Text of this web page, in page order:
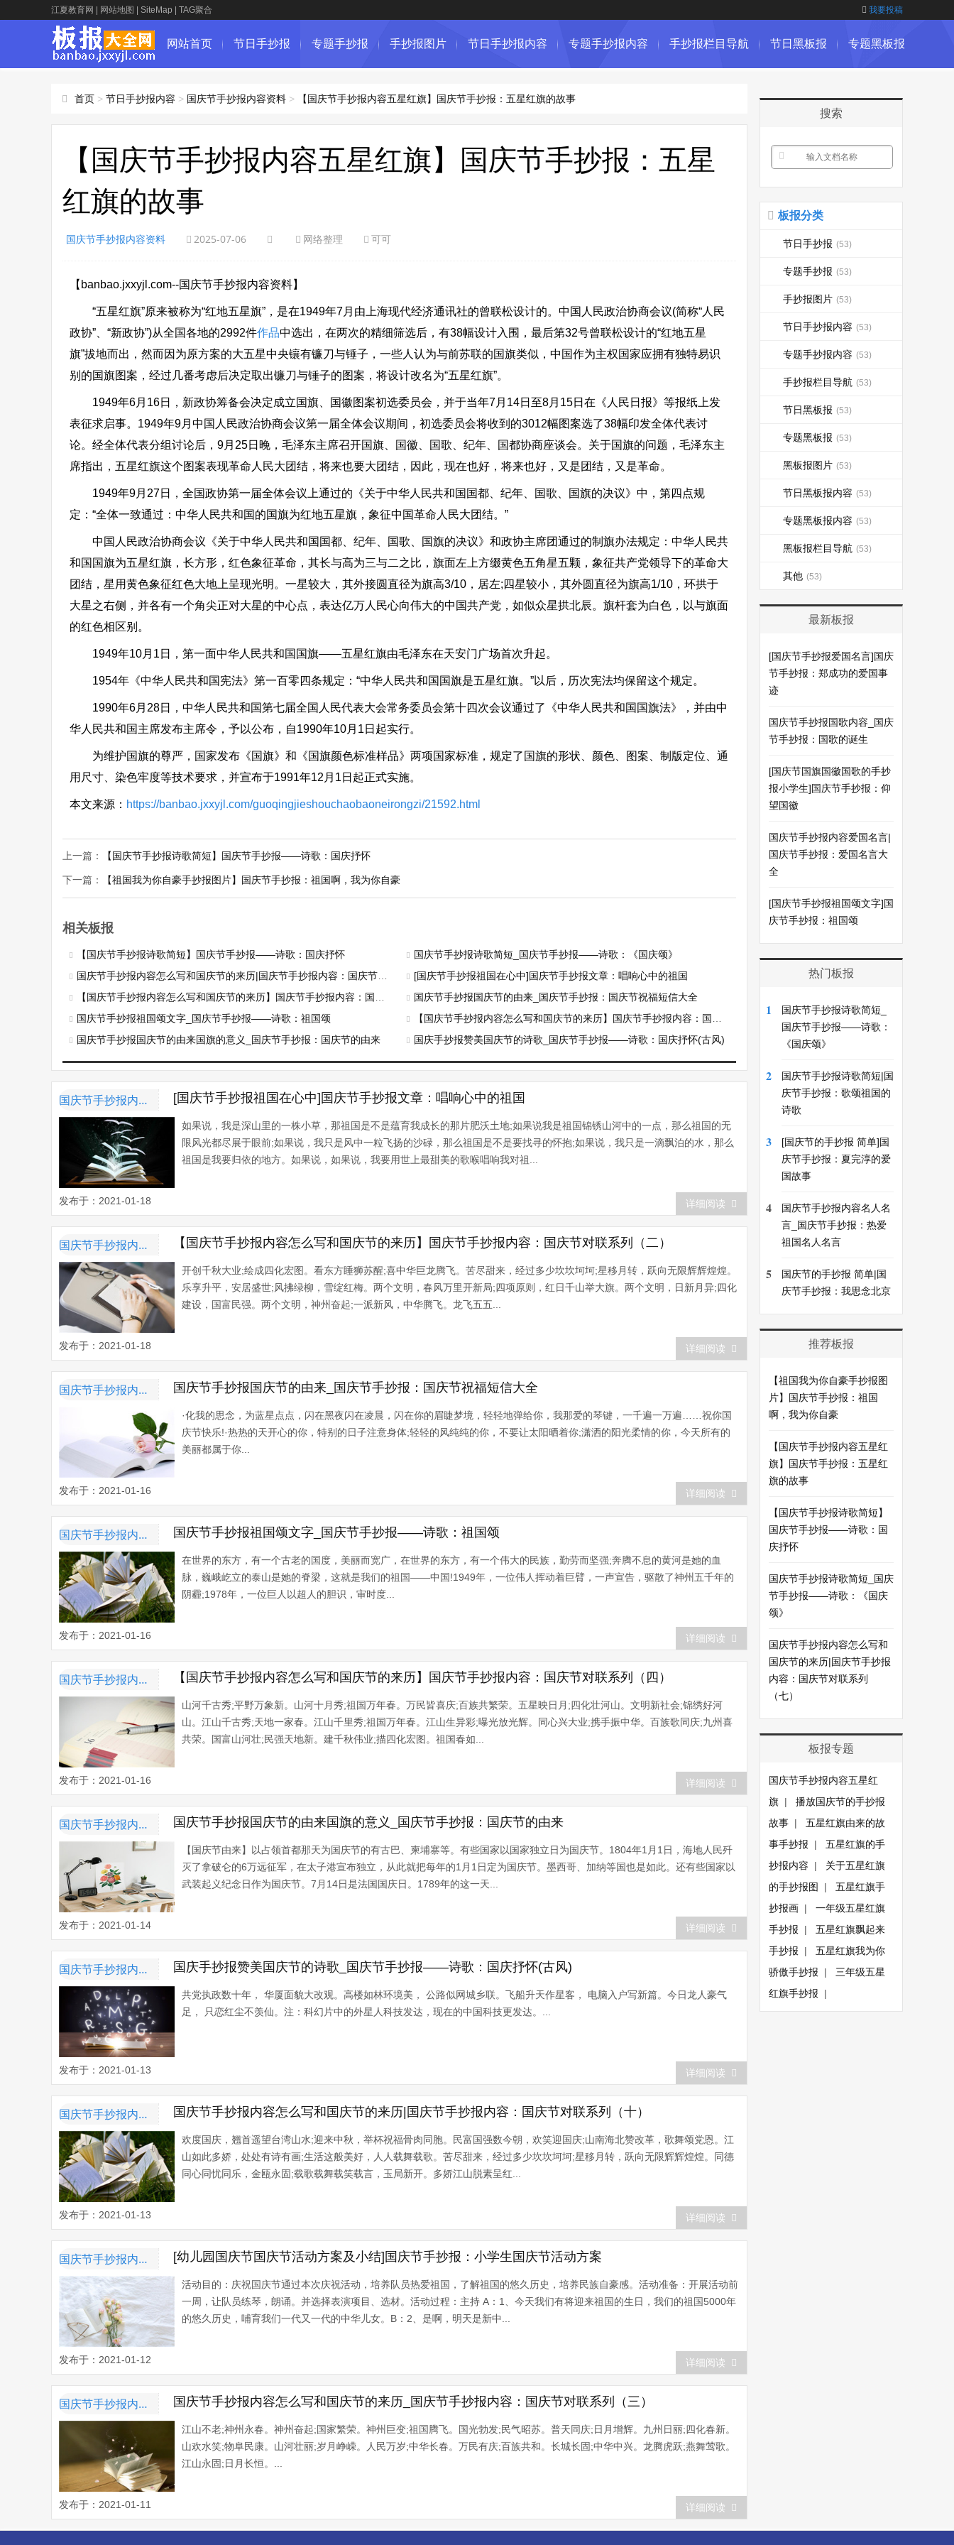
江夏教育网 网站地图 SiteMap TAG聚合 我要投稿
网站首页 节日手抄报 专题手抄报 手抄报图片 节日手抄报内容 专题手抄报内容 手抄报栏目导航 节日黑板报 专题黑板报
首页 > 节日手抄报内容 > 国庆节手抄报内容资料 > 【国庆节手抄报内容五星红旗】国庆节手抄报：五星红旗的故事
【国庆节手抄报内容五星红旗】国庆节手抄报：五星
红旗的故事
国庆节手抄报内容资料 2025-07-06 网络整理 可可
【banbao.jxxyjl.com--国庆节手抄报内容资料】
“五星红旗”原来被称为“红地五星旗”，是在1949年7月由上海现代经济通讯社的曾联松设计的。中国人民政治协商会议(简称“人民
政协”、“新政协”)从全国各地的2992件作品中选出，在两次的精细筛选后，有38幅设计入围，最后第32号曾联松设计的“红地五星
旗”拔地而出，然而因为原方案的大五星中央镶有镰刀与锤子，一些人认为与前苏联的国旗类似，中国作为主权国家应拥有独特易识
别的国旗图案，经过几番考虑后决定取出镰刀与锤子的图案，将设计改名为“五星红旗”。
1949年6月16日，新政协筹备会决定成立国旗、国徽图案初选委员会，并于当年7月14日至8月15日在《人民日报》等报纸上发
表征求启事。1949年9月中国人民政治协商会议第一届全体会议期间，初选委员会将收到的3012幅图案选了38幅印发全体代表讨
论。经全体代表分组讨论后，9月25日晚，毛泽东主席召开国旗、国徽、国歌、纪年、国都协商座谈会。关于国旗的问题，毛泽东主
席指出，五星红旗这个图案表现革命人民大团结，将来也要大团结，因此，现在也好，将来也好，又是团结，又是革命。
1949年9月27日，全国政协第一届全体会议上通过的《关于中华人民共和国国都、纪年、国歌、国旗的决议》中，第四点规
定：“全体一致通过：中华人民共和国的国旗为红地五星旗，象征中国革命人民大团结。”
中国人民政治协商会议《关于中华人民共和国国都、纪年、国歌、国旗的决议》和政协主席团通过的制旗办法规定：中华人民共
和国国旗为五星红旗，长方形，红色象征革命，其长与高为三与二之比，旗面左上方缀黄色五角星五颗，象征共产党领导下的革命大
团结，星用黄色象征红色大地上呈现光明。一星较大，其外接圆直径为旗高3/10，居左;四星较小，其外圆直径为旗高1/10，环拱于
大星之右侧，并各有一个角尖正对大星的中心点，表达亿万人民心向伟大的中国共产党，如似众星拱北辰。旗杆套为白色，以与旗面
的红色相区别。
1949年10月1日，第一面中华人民共和国国旗——五星红旗由毛泽东在天安门广场首次升起。
1954年《中华人民共和国宪法》第一百零四条规定：“中华人民共和国国旗是五星红旗。”以后，历次宪法均保留这个规定。
1990年6月28日，中华人民共和国第七届全国人民代表大会常务委员会第十四次会议通过了《中华人民共和国国旗法》，并由中
华人民共和国主席发布主席令，予以公布，自1990年10月1日起实行。
为维护国旗的尊严，国家发布《国旗》和《国旗颜色标准样品》两项国家标准，规定了国旗的形状、颜色、图案、制版定位、通
用尺寸、染色牢度等技术要求，并宣布于1991年12月1日起正式实施。
本文来源： https://banbao.jxxyjl.com/guoqingjieshouchaobaoneirongzi/21592.html
上一篇： 【国庆节手抄报诗歌简短】国庆节手抄报——诗歌：国庆抒怀
下一篇： 【祖国我为你自豪手抄报图片】国庆节手抄报：祖国啊，我为你自豪
相关板报
【国庆节手抄报诗歌简短】国庆节手抄报——诗歌：国庆抒怀
国庆节手抄报诗歌简短_国庆节手抄报——诗歌：《国庆颂》
国庆节手抄报内容怎么写和国庆节的来历|国庆节手抄报内容：国庆节对联系列（七）
[国庆节手抄报祖国在心中]国庆节手抄报文章：唱响心中的祖国
【国庆节手抄报内容怎么写和国庆节的来历】国庆节手抄报内容：国庆节对联系列（二）
国庆节手抄报国庆节的由来_国庆节手抄报：国庆节祝福短信大全
国庆节手抄报祖国颂文字_国庆节手抄报——诗歌：祖国颂
【国庆节手抄报内容怎么写和国庆节的来历】国庆节手抄报内容：国庆节对联系列（四）
国庆节手抄报国庆节的由来国旗的意义_国庆节手抄报：国庆节的由来
国庆手抄报赞美国庆节的诗歌_国庆节手抄报——诗歌：国庆抒怀(古风)
国庆节手抄报内容资料 [国庆节手抄报祖国在心中]国庆节手抄报文章：唱响心中的祖国
如果说，我是深山里的一株小草，那祖国是不是蕴育我成长的那片肥沃土地;如果说我是祖国锦锈山河中的一点，那么祖国的无
限风光都尽展于眼前;如果说，我只是风中一粒飞扬的沙碌，那么祖国是不是要找寻的怀抱;如果说，我只是一滴飘泊的水，那么
祖国是我要归依的地方。如果说，如果说，我要用世上最甜美的歌喉唱响我对祖...
发布于：2021-01-18 详细阅读
国庆节手抄报内容资料 【国庆节手抄报内容怎么写和国庆节的来历】国庆节手抄报内容：国庆节对联系列（二）
开创千秋大业;绘成四化宏图。看东方睡狮苏醒;喜中华巨龙腾飞。苦尽甜来，经过多少坎坎坷坷;星移月转，跃向无限辉辉煌煌。
乐享升平，安居盛世;风拂绿柳，雪绽红梅。两个文明，春风万里开新局;四项原则，红日千山举大旗。两个文明，日新月异;四化
建设，国富民强。两个文明，神州奋起;一派新风，中华腾飞。龙飞五五...
发布于：2021-01-18 详细阅读
国庆节手抄报内容资料 国庆节手抄报国庆节的由来_国庆节手抄报：国庆节祝福短信大全
·化我的思念，为蓝星点点，闪在黑夜闪在凌晨，闪在你的眉睫梦境，轻轻地弹给你，我那爱的琴键，一千遍一万遍……祝你国
庆节快乐!·热热的天开心的你，特别的日子注意身体;轻轻的风纯纯的你，不要让太阳晒着你;潇洒的阳光柔情的你，今天所有的
美丽都属于你...
发布于：2021-01-16 详细阅读
国庆节手抄报内容资料 国庆节手抄报祖国颂文字_国庆节手抄报——诗歌：祖国颂
在世界的东方，有一个古老的国度，美丽而宽广，在世界的东方，有一个伟大的民族，勤劳而坚强;奔腾不息的黄河是她的血
脉，巍峨屹立的泰山是她的脊梁，这就是我们的祖国——中国!1949年，一位伟人挥动着巨臂，一声宣告，驱散了神州五千年的
阴霾;1978年，一位巨人以超人的胆识，审时度...
发布于：2021-01-16 详细阅读
国庆节手抄报内容资料 【国庆节手抄报内容怎么写和国庆节的来历】国庆节手抄报内容：国庆节对联系列（四）
山河千古秀;平野万象新。山河十月秀;祖国万年春。万民皆喜庆;百族共繁荣。五星映日月;四化壮河山。文明新社会;锦绣好河
山。江山千古秀;天地一家春。江山千里秀;祖国万年春。江山生异彩;曝光放光辉。同心兴大业;携手振中华。百族歌同庆;九州喜
共荣。国富山河壮;民强天地新。建千秋伟业;描四化宏图。祖国春如...
发布于：2021-01-16 详细阅读
国庆节手抄报内容资料 国庆节手抄报国庆节的由来国旗的意义_国庆节手抄报：国庆节的由来
【国庆节由来】以占领首都那天为国庆节的有古巴、柬埔寨等。有些国家以国家独立日为国庆节。1804年1月1日，海地人民歼
灭了拿破仑的6万远征军，在太子港宣布独立，从此就把每年的1月1日定为国庆节。墨西哥、加纳等国也是如此。还有些国家以
武装起义纪念日作为国庆节。7月14日是法国国庆日。1789年的这一天...
发布于：2021-01-14 详细阅读
国庆节手抄报内容资料 国庆手抄报赞美国庆节的诗歌_国庆节手抄报——诗歌：国庆抒怀(古风)
共党执政数十年， 华厦面貌大改观。高楼如林环境美， 公路似网城乡联。飞船升天作星客， 电脑入户写新篇。今日龙人豪气
足， 只恋红尘不羡仙。注：科幻片中的外星人科技发达，现在的中国科技更发达。...
发布于：2021-01-13 详细阅读
国庆节手抄报内容资料 国庆节手抄报内容怎么写和国庆节的来历|国庆节手抄报内容：国庆节对联系列（十）
欢度国庆，翘首遥望台湾山水;迎来中秋，举杯祝福骨肉同胞。民富国强数今朝，欢笑迎国庆;山南海北赞改革，歌舞颂党恩。江
山如此多娇，处处有诗有画;生活这般美好，人人载舞载歌。苦尽甜来，经过多少坎坎坷坷;星移月转，跃向无限辉辉煌煌。同德
同心同忧同乐，金瓯永固;载歌载舞载笑载言，玉局新开。多娇江山脱素呈红...
发布于：2021-01-13 详细阅读
国庆节手抄报内容资料 [幼儿园国庆节国庆节活动方案及小结]国庆节手抄报：小学生国庆节活动方案
活动目的：庆祝国庆节通过本次庆祝活动，培养队员热爱祖国，了解祖国的悠久历史，培养民族自豪感。活动准备：开展活动前
一周，让队员练琴，朗诵。并选择表演项目、选材。活动过程：主持 A：1、今天我们有将迎来祖国的生日，我们的祖国5000年
的悠久历史，哺育我们一代又一代的中华儿女。B：2、是啊，明天是新中...
发布于：2021-01-12 详细阅读
国庆节手抄报内容资料 国庆节手抄报内容怎么写和国庆节的来历_国庆节手抄报内容：国庆节对联系列（三）
江山不老;神州永春。神州奋起;国家繁荣。神州巨变;祖国腾飞。国光勃发;民气昭苏。普天同庆;日月增辉。九州日丽;四化春新。
山欢水笑;物阜民康。山河壮丽;岁月峥嵘。人民万岁;中华长春。万民有庆;百族共和。长城长固;中华中兴。龙腾虎跃;燕舞莺歌。
江山永固;日月长恒。...
发布于：2021-01-11 详细阅读
搜索
板报分类
节日手抄报 (53)
专题手抄报 (53)
手抄报图片 (53)
节日手抄报内容 (53)
专题手抄报内容 (53)
手抄报栏目导航 (53)
节日黑板报 (53)
专题黑板报 (53)
黑板报图片 (53)
节日黑板报内容 (53)
专题黑板报内容 (53)
黑板报栏目导航 (53)
其他 (53)
最新板报
[国庆节手抄报爱国名言]国庆
节手抄报：郑成功的爱国事
迹
国庆节手抄报国歌内容_国庆
节手抄报：国歌的诞生
[国庆节国旗国徽国歌的手抄
报小学生]国庆节手抄报：仰
望国徽
国庆节手抄报内容爱国名言|
国庆节手抄报：爱国名言大
全
[国庆节手抄报祖国颂文字]国
庆节手抄报：祖国颂
热门板报
1
国庆节手抄报诗歌简短_
国庆节手抄报——诗歌：
《国庆颂》
2
国庆节手抄报诗歌简短|国
庆节手抄报：歌颂祖国的
诗歌
3
[国庆节的手抄报 简单]国
庆节手抄报：夏完淳的爱
国故事
4
国庆节手抄报内容名人名
言_国庆节手抄报：热爱
祖国名人名言
5
国庆节的手抄报 简单|国
庆节手抄报：我思念北京
推荐板报
【祖国我为你自豪手抄报图
片】国庆节手抄报：祖国
啊，我为你自豪
【国庆节手抄报内容五星红
旗】国庆节手抄报：五星红
旗的故事
【国庆节手抄报诗歌简短】
国庆节手抄报——诗歌：国
庆抒怀
国庆节手抄报诗歌简短_国庆
节手抄报——诗歌：《国庆
颂》
国庆节手抄报内容怎么写和
国庆节的来历|国庆节手抄报
内容：国庆节对联系列
（七）
板报专题
国庆节手抄报内容五星红
旗 | 播放国庆节的手抄报
故事 | 五星红旗由来的故
事手抄报 | 五星红旗的手
抄报内容 | 关于五星红旗
的手抄报图
| 五星红旗手
抄报画 | 一年级五星红旗
手抄报 | 五星红旗飘起来
手抄报 | 五星红旗我为你
骄傲手抄报 | 三年级五星
红旗手抄报 |